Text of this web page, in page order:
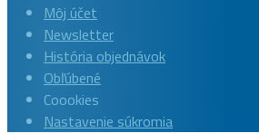
Môj účet
Newsletter
História objednávok
Obľúbené
Coookies
Nastavenie súkromia